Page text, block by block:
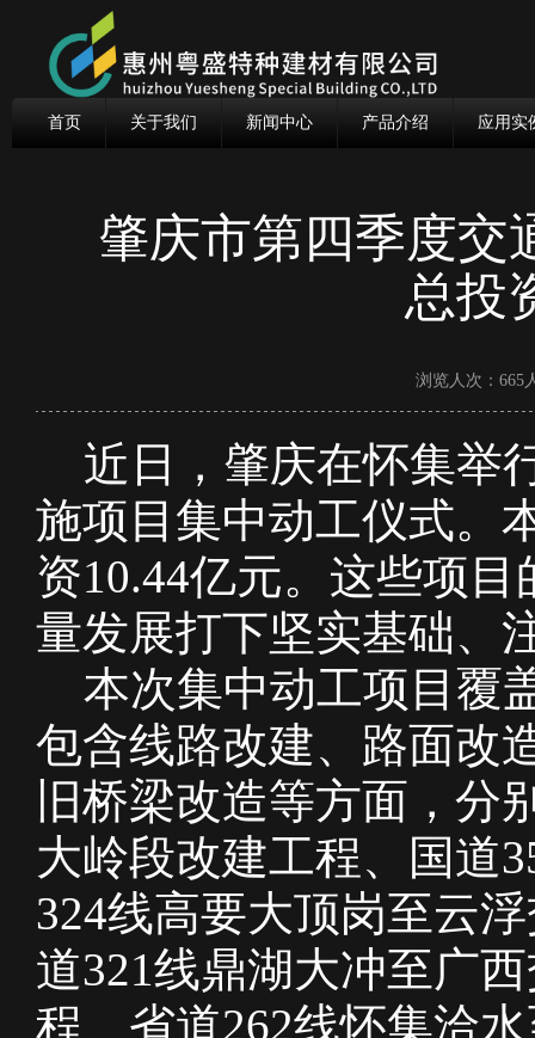
首页 关于我们 新闻中心 产品介绍 应用实
肇庆市第四季度交
总投
浏览人次：665
近日，肇庆在怀集举
施项目集中动工仪式。
资10.44亿元。这些项
量发展打下坚实基础、
本次集中动工项目覆
包含线路改建、路面改
旧桥梁改造等方面，分
大岭段改建工程、国道
324线高要大顶岗至云
道321线鼎湖大冲至广
程、省道262线怀集洽